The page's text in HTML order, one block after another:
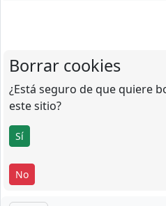
Borrar cookies
¿Está seguro de que quiere
este sitio?